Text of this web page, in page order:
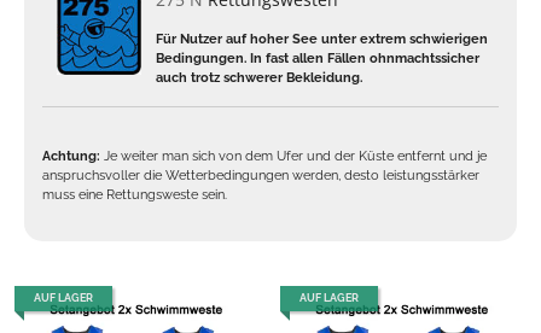
Für Nutzer auf hoher See unter extrem schwierigen
Bedingungen. In fast allen Fällen ohnmachtssicher
auch trotz schwerer Bekleidung.
Achtung: Je weiter man sich von dem Ufer und der Küste entfernt und je
anspruchsvoller die Wetterbedingungen werden, desto leistungsstärker
muss eine Rettungsweste sein.
AUF LAGER AUF LAGER